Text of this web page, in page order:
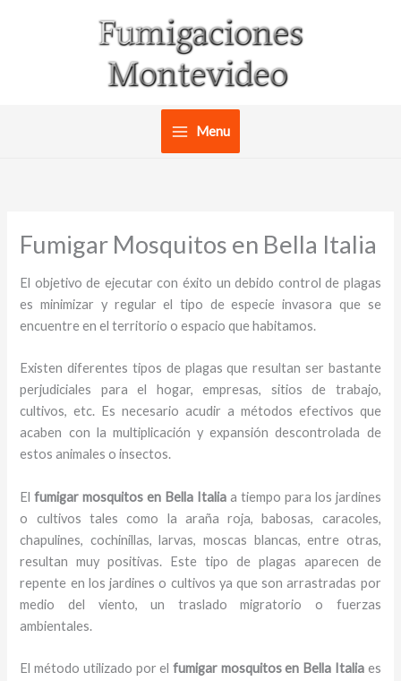
Menu
Fumigar Mosquitos en Bella Italia
El objetivo de ejecutar con éxito un debido control de plagas
es minimizar y regular el tipo de especie invasora que se
encuentre en el territorio o espacio que habitamos.
Existen diferentes tipos de plagas que resultan ser bastante
perjudiciales para el hogar, empresas, sitios de trabajo,
cultivos, etc. Es necesario acudir a métodos efectivos que
acaben con la multiplicación y expansión descontrolada de
estos animales o insectos.
Elfumigar mosquitos en Bella Italia a tiempo para los jardines
o cultivos tales como la araña roja, babosas, caracoles,
chapulines, cochinillas, larvas, moscas blancas, entre otras,
resultan muy positivas. Este tipo de plagas aparecen de
repente en los jardines o cultivos ya que son arrastradas por
medio del viento, un traslado migratorio o fuerzas
ambientales.
El método utilizado por el fumigar mosquitos en Bella Italiaes